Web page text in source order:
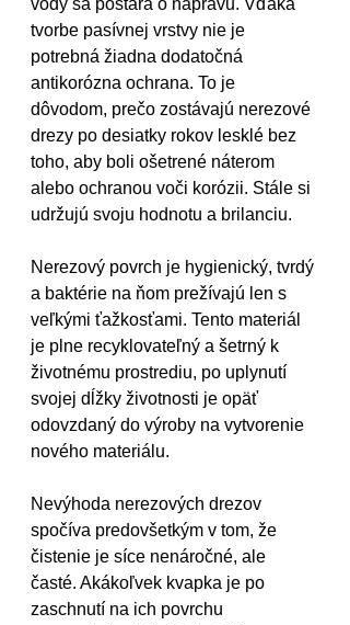
vody sa postará o nápravu. Vďaka
tvorbe pasívnej vrstvy nie je
potrebná žiadna dodatočná
antikorózna ochrana. To je
dôvodom, prečo zostávajú nerezové
drezy po desiatky rokov lesklé bez
toho, aby boli ošetrené náterom
alebo ochranou voči korózii. Stále si
udržujú svoju hodnotu a brilanciu.
Nerezový povrch je hygienický, tvrdý
a baktérie na ňom prežívajú len s
veľkými ťažkosťami. Tento materiál
je plne recyklovateľný a šetrný k
životnému prostrediu, po uplynutí
svojej dĺžky životnosti je opäť
odovzdaný do výroby na vytvorenie
nového materiálu.
Nevýhoda nerezových drezov
spočíva predovšetkým v tom, že
čistenie je síce nenáročné, ale
časté. Akákoľvek kvapka je po
zaschnutí na ich povrchu